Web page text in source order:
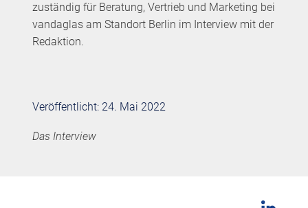
zuständig für Beratung, Vertrieb und Marketing bei
vandaglas am Standort Berlin im Interview mit der
Redaktion.
Veröffentlicht: 24. Mai 2022
Das Interview